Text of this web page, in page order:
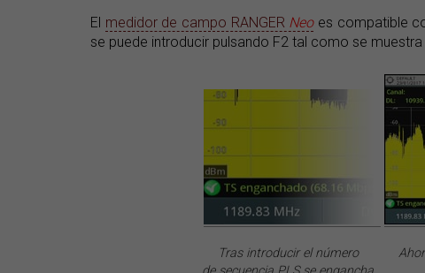
El medidor de campo RANGER Neoes compatible
se puede introducir pulsando F2 tal como se muestra
Tras introducir el número